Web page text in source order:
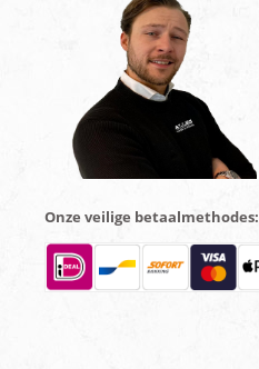
Onze veilige betaalmethodes: